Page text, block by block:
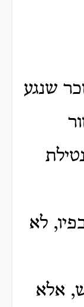
שנגע
לא
אלא